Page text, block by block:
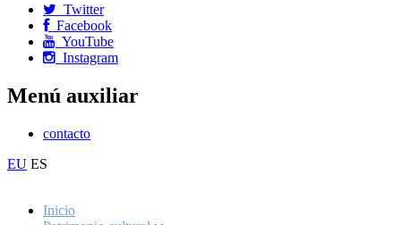
Twitter
Facebook
YouTube
Instagram
Menú auxiliar
contacto
EU ES
Inicio